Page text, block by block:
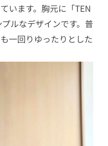
います。胸元に「TEN
ルなデザインです。普
一回りゆったりとした